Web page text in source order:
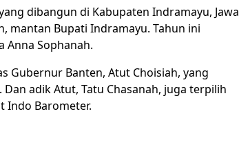
dibangun di Kabupaten Indramayu, Jawa
mantan Bupati Indramayu. Tahun ini
Sophanah.
Gubernur Banten, Atut Choisiah, yang
adik Atut, Tatu Chasanah, juga terpilih
Indo Barometer.